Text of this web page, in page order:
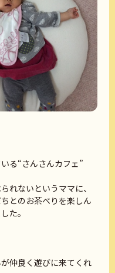
る“さんさんカフェ”
れないというママに、
とのお茶べりを楽しん
た。
仲良く遊びに来てくれ